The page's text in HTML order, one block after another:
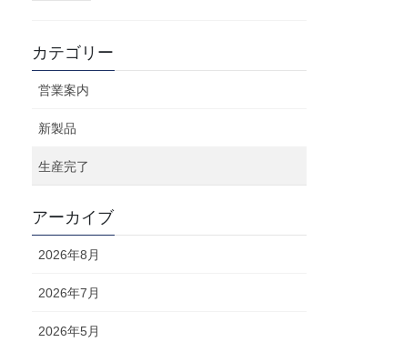
カテゴリー
営業案内
新製品
生産完了
アーカイブ
2026年8月
2026年7月
2026年5月